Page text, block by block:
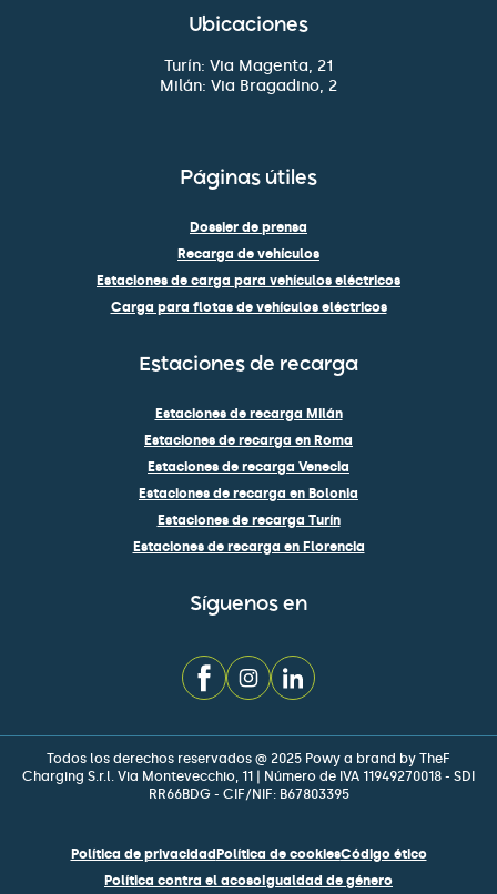
Ubicaciones
Turín: Via Magenta, 21
Milán: Via Bragadino, 2
Páginas útiles
Dossier de prensa
Recarga de vehículos
Estaciones de carga para vehículos eléctricos
Carga para flotas de vehículos eléctricos
Estaciones de recarga
Estaciones de recarga Milán
Estaciones de recarga en Roma
Estaciones de recarga Venecia
Estaciones de recarga en Bolonia
Estaciones de recarga Turín
Estaciones de recarga en Florencia
Síguenos en
Todos los derechos reservados @ 2025 Powy a brand by TheF
Charging S.r.l. Via Montevecchio, 11 | Número de IVA 11949270018 - SDI
RR66BDG - CIF/NIF: B67803395
Política de privacidad Política de cookiesCódigo ético
Política contra el acoso Igualdad de género